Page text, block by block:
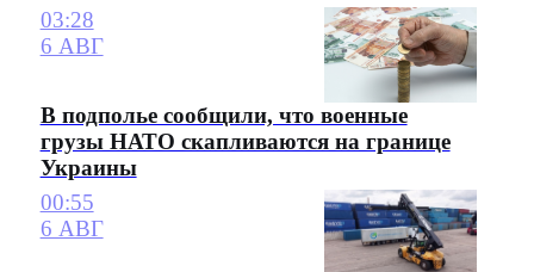
03:28
6 АВГ
В подполье сообщили, что военные
грузы НАТО скапливаются на границе
Украины
00:55
6 АВГ